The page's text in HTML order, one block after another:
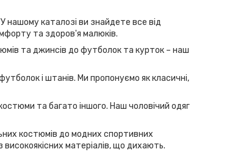
нашому каталозі ви знайдете все від
та здоров'я малюків.
та джинсів до футболок та курток – наш
і штанів. Ми пропонуємо як класичні,
та багато іншого. Наш чоловічий одяг
костюмів до модних спортивних
матеріалів, що дихають.